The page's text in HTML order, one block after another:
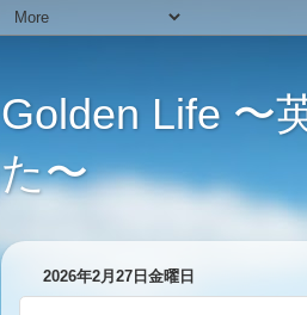
Golden Life 〜
た〜
2026年2月27日金曜日